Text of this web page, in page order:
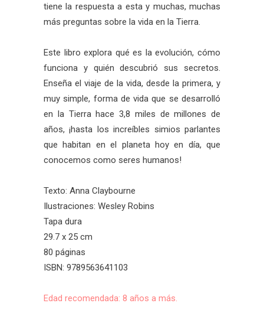
tiene la respuesta a esta y muchas, muchas
más preguntas sobre la vida en la Tierra.
Este libro explora qué es la evolución, cómo
funciona y quién descubrió sus secretos.
Enseña el viaje de la vida, desde la primera, y
muy simple, forma de vida que se desarrolló
en la Tierra hace 3,8 miles de millones de
años, ¡hasta los increíbles simios parlantes
que habitan en el planeta hoy en día, que
conocemos como seres humanos!
Texto: Anna Claybourne
Ilustraciones: Wesley Robins
Tapa dura
29.7 x 25 cm
80 páginas
ISBN: 9789563641103
Edad recomendada: 8 años a más.